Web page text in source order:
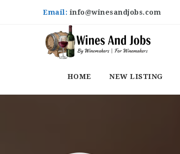
Email:info@winesandjobs.com
HOME NEW LISTING